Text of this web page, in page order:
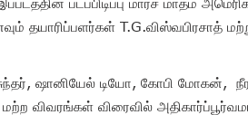
தயாரிப்பளர்கள் T.G.விஸ்வபிரசாத்
ஷானியேல் டியோ, கோபி மோகன்,
விவரங்கள் விரைவில்